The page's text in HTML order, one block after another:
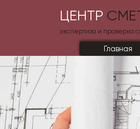
ЦЕНТР
экспертиза и проверка
Главная